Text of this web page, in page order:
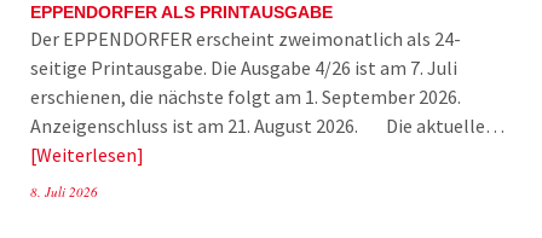
EPPENDORFER ALS PRINTAUSGABE
Der EPPENDORFER erscheint zweimonatlich als 24-
seitige Printausgabe. Die Ausgabe 4/26 ist am 7. Juli
erschienen, die nächste folgt am 1. September 2026.
Anzeigenschluss ist am 21. August 2026. Die aktuelle…
Weiterlesen
8. Juli 2026